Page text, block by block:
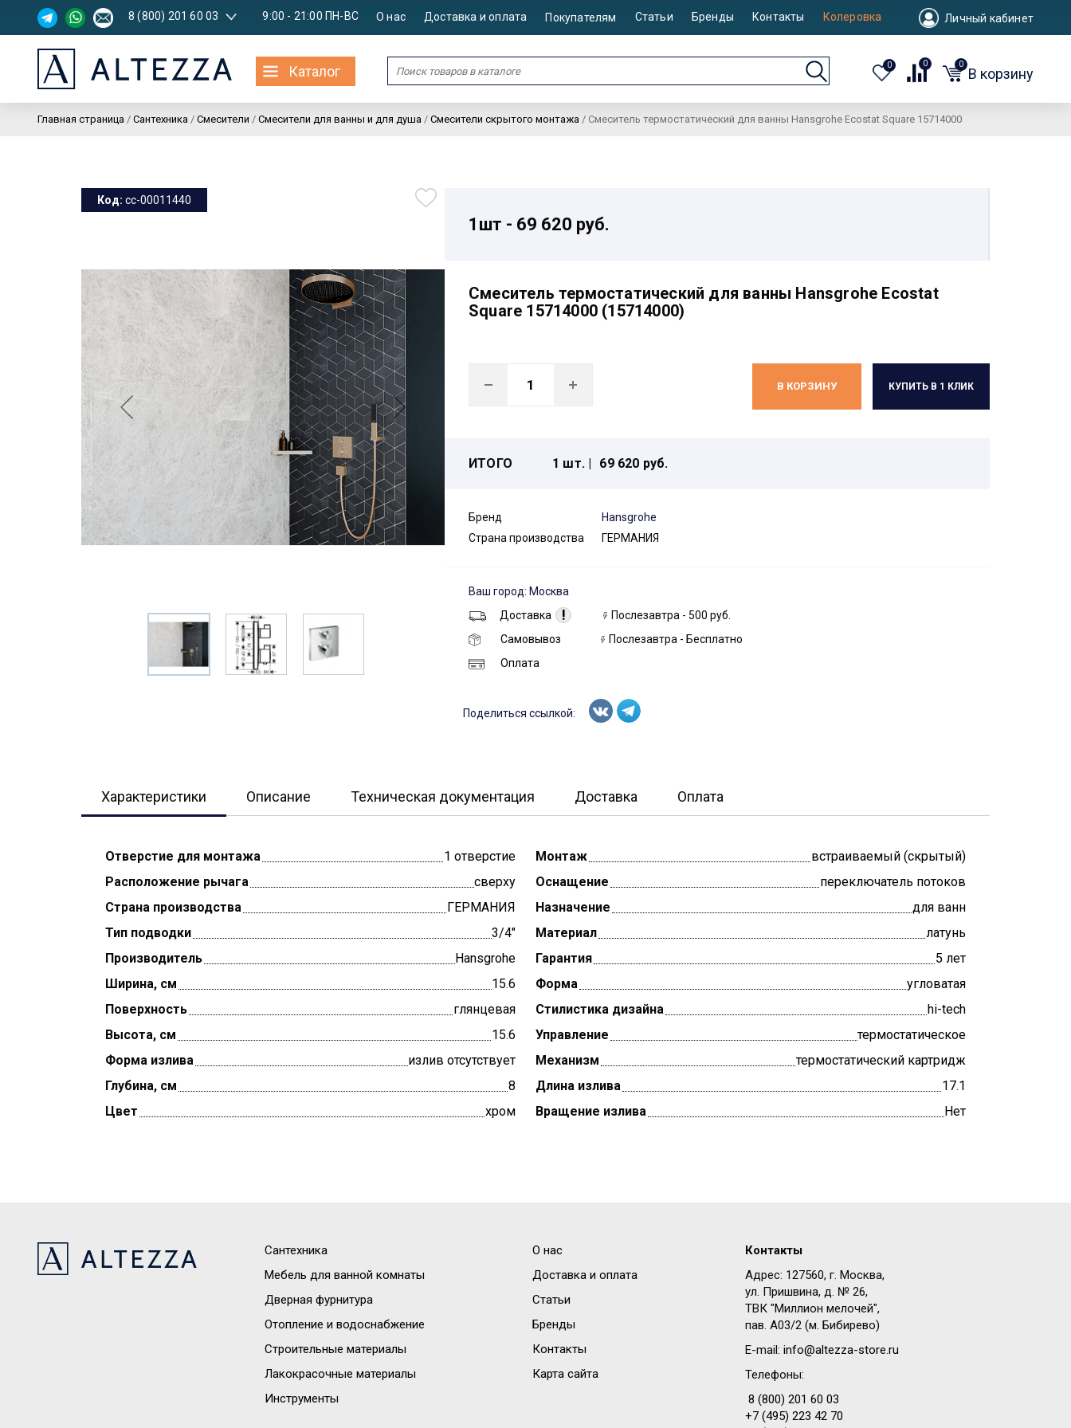
8 (800) 201 60 03 9:00 - 21:00 ПН-ВС О нас Доставка и оплата Покупателям Статьи Бренды Контакты Колеровка Личный кабинет
Каталог 0 0 0
В корзину
Главная страница / Сантехника / Смесители / Смесители для ванны и для душа / Смесители скрытого монтажа / Смеситель термостатический для ванны Hansgrohe Ecostat Square 15714000
Код: cc-00011440
1шт - 69 620 руб.
Смеситель термостатический для ванны Hansgrohe Ecostat
Square 15714000 (15714000)
В КОРЗИНУ КУПИТЬ В 1 КЛИК
ИТОГО 1 шт. | 69 620 руб.
Бренд
Hansgrohe
Страна производства
ГЕРМАНИЯ
Ваш город: Москва
Доставка
!
Послезавтра - 500 руб.
Самовывоз
Послезавтра - Бесплатно
Оплата
Поделиться ссылкой:
Характеристики Описание Техническая документация Доставка Оплата
Отверстие для монтажа
1 отверстие
Расположение рычага
сверху
Страна производства
ГЕРМАНИЯ
Тип подводки
3/4"
Производитель
Hansgrohe
Ширина, см
15.6
Поверхность
глянцевая
Высота, см
15.6
Форма излива
излив отсутствует
Глубина, см
8
Цвет
хром
Монтаж
встраиваемый (скрытый)
Оснащение
переключатель потоков
Назначение
для ванн
Материал
латунь
Гарантия
5 лет
Форма
угловатая
Стилистика дизайна
hi-tech
Управление
термостатическое
Механизм
термостатический картридж
Длина излива
17.1
Вращение излива
Нет
Сантехника
Мебель для ванной комнаты
Дверная фурнитура
Отопление и водоснабжение
Строительные материалы
Лакокрасочные материалы
Инструменты
О нас
Доставка и оплата
Статьи
Бренды
Контакты
Карта сайта
Контакты
Адрес: 127560, г. Москва,
ул. Пришвина, д. № 26,
ТВК "Миллион мелочей",
пав. A03/2 (м. Бибирево)
E-mail: info@altezza-store.ru
Телефоны:
8 (800) 201 60 03
+7 (495) 223 42 70